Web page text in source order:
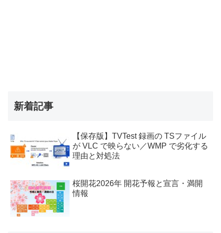
新着記事
【保存版】TVTest 録画の TSファイル
が VLC で映らない／WMP で劣化する
理由と対処法
桜開花2026年 開花予報と宣言・満開
情報